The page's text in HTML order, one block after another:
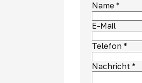
Name*
E-Mail
Telefon*
Nachricht *